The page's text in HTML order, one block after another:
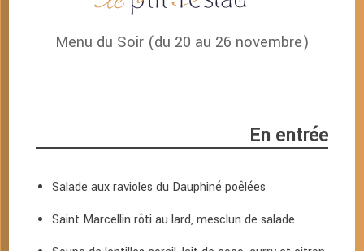
Menu du Soir (du 20 au 26 novembre)
En entrée
Salade aux ravioles du Dauphiné poêlées
Saint Marcellin rôti au lard, mesclun de salade